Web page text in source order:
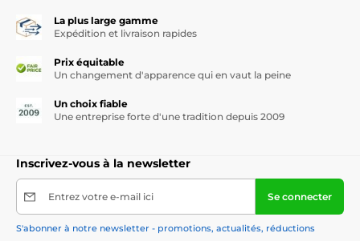
La plus large gamme
Expédition et livraison rapides
Prix équitable
Un changement d'apparence qui en vaut la peine
Un choix fiable
Une entreprise forte d'une tradition depuis 2009
Inscrivez-vous à la newsletter
Entrez votre e-mail ici Se connecter
S'abonner à notre newsletter - promotions, actualités, réductions